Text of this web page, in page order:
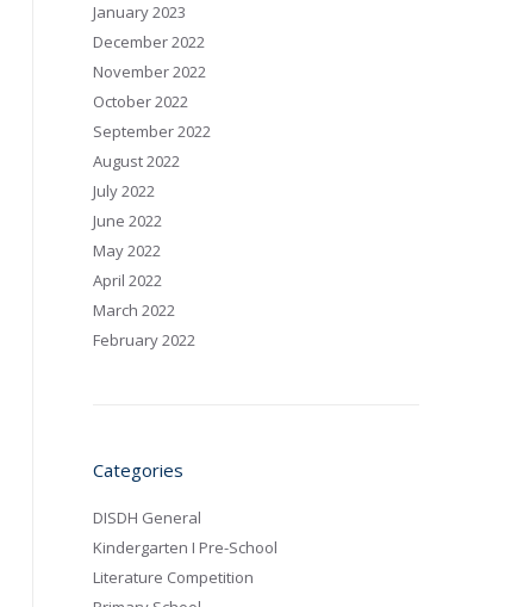
January 2023
December 2022
November 2022
October 2022
September 2022
August 2022
July 2022
June 2022
May 2022
April 2022
March 2022
February 2022
Categories
DISDH General
Kindergarten I Pre-School
Literature Competition